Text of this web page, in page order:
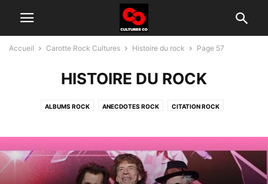
Accueil Carotte Rock Cultures Histoire du rock Page 57
HISTOIRE DU ROCK
ALBUMS ROCK ANECDOTES ROCK CITATION ROCK
TÉLÉ ROCK